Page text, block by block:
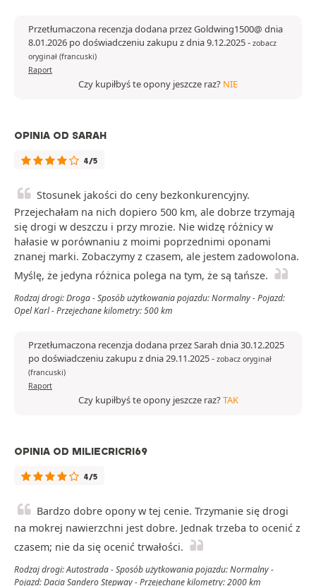
Przetłumaczona recenzja dodana przez Goldwing1500@ dnia
8.01.2026 po doświadczeniu zakupu z dnia 9.12.2025- zobacz
oryginał (francuski)
Raport
Czy kupiłbyś te opony jeszcze raz? NIE
OPINIA OD SARAH
4/5
Stosunek jakości do ceny bezkonkurencyjny.
Przejechałam na nich dopiero 500 km, ale dobrze trzymają
się drogi w deszczu i przy mrozie. Nie widzę różnicy w
hałasie w porównaniu z moimi poprzednimi oponami
znanej marki. Zobaczymy z czasem, ale jestem zadowolona.
Myślę, że jedyna różnica polega na tym, że są tańsze.
Rodzaj drogi: Droga - Sposób użytkowania pojazdu: Normalny - Pojazd:
Opel Karl - Przejechane kilometry: 500 km
Przetłumaczona recenzja dodana przez Sarah dnia 30.12.2025
po doświadczeniu zakupu z dnia 29.11.2025- zobacz oryginał
(francuski)
Raport
Czy kupiłbyś te opony jeszcze raz?TAK
OPINIA OD MILIECRICRI69
4/5
Bardzo dobre opony w tej cenie. Trzymanie się drogi
na mokrej nawierzchni jest dobre. Jednak trzeba to ocenić z
czasem; nie da się ocenić trwałości.
Rodzaj drogi: Autostrada - Sposób użytkowania pojazdu: Normalny -
Pojazd: Dacia Sandero Stepway - Przejechane kilometry: 2000 km